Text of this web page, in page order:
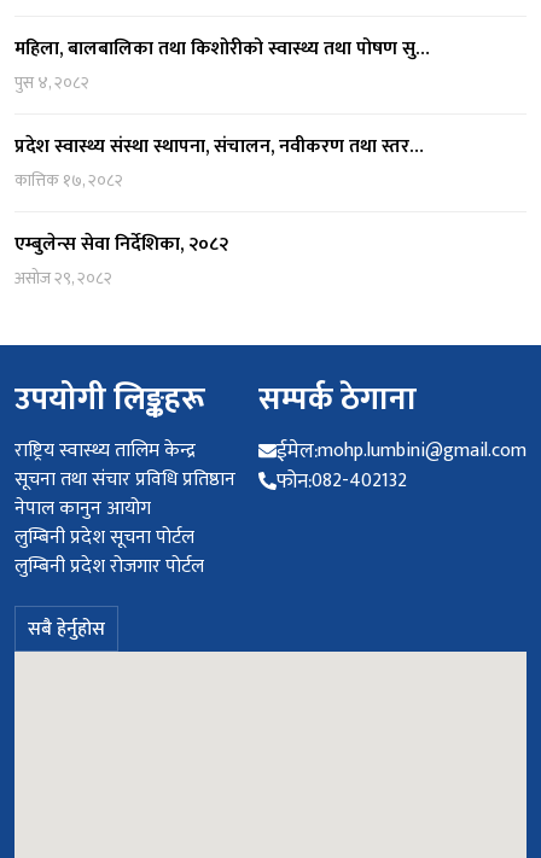
महिला, बालबालिका तथा किशोरीको स्वास्थ्य तथा पोषण सु…
पुस ४, २०८२
प्रदेश स्वास्थ्य संस्था स्थापना, संचालन, नवीकरण तथा स्तर…
कात्तिक १७, २०८२
एम्बुलेन्स सेवा निर्देशिका, २०८२
असोज २९, २०८२
उपयोगी लिङ्कहरू
राष्ट्रिय स्वास्थ्य तालिम केन्द्र
सूचना तथा संचार प्रविधि प्रतिष्ठान
नेपाल कानुन आयोग
लुम्बिनी प्रदेश सूचना पोर्टल
लुम्बिनी प्रदेश रोजगार पोर्टल
सबै हेर्नुहोस
सम्पर्क ठेगाना
ईमेल:mohp.lumbini@gmail.com
फोन:082-402132